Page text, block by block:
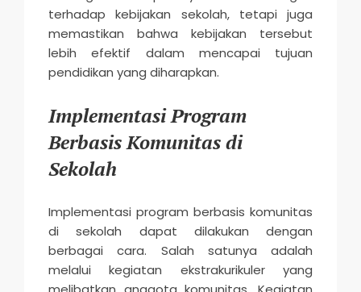
terhadap kebijakan sekolah, tetapi juga
memastikan bahwa kebijakan tersebut
lebih efektif dalam mencapai tujuan
pendidikan yang diharapkan.
Implementasi Program
Berbasis Komunitas di
Sekolah
Implementasi program berbasis komunitas
di sekolah dapat dilakukan dengan
berbagai cara. Salah satunya adalah
melalui kegiatan ekstrakurikuler yang